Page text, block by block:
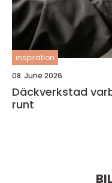
inspiration
08. June 2026
Däckverkstad
runt